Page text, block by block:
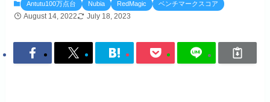
Antutu100万点台 Nubia RedMagic ベンチマークスコア
August 14, 2022 July 18, 2023